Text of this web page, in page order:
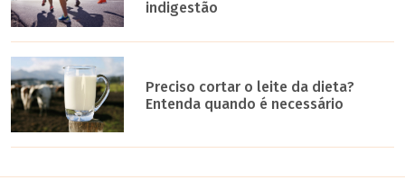
indigestão
Preciso cortar o leite da dieta?
Entenda quando é necessário